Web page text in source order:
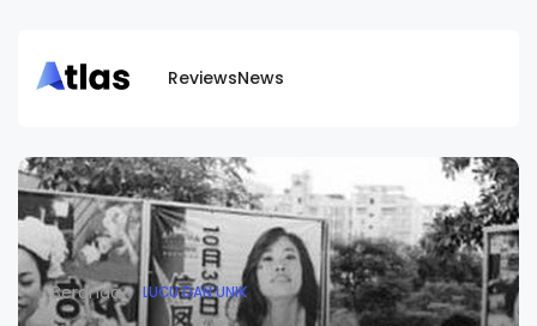
ReviewsNews
Beranda LUCU DAN UNIK